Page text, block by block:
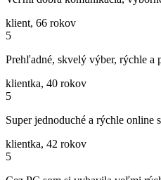
klient, 66 rokov
5
Prehľadné, skvelý výber, rýchle a
klientka, 40 rokov
5
Super jednoduché a rýchle online
klientka, 42 rokov
5